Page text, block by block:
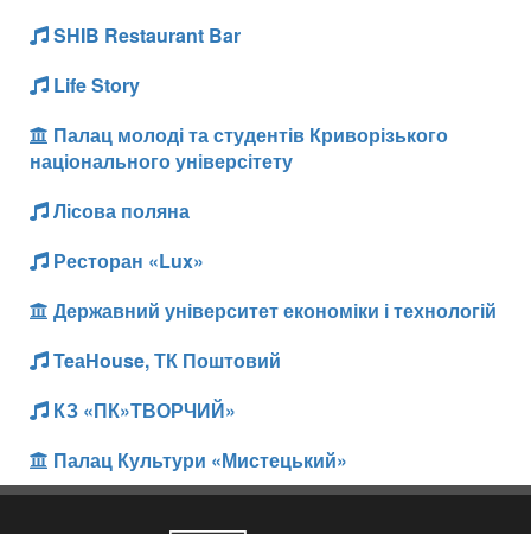
SHIB Restaurant Bar
Life Story
Палац молоді та студентів Криворізького
національного універсітету
Лісова поляна
Ресторан «Lux»
Державний університет економіки і технологій
TeаHouse, ТК Поштовий
КЗ «ПК»ТВОРЧИЙ»
Палац Культури «Мистецький»